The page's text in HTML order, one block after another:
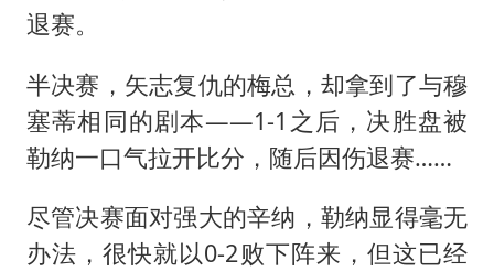
退赛。
半决赛，矢志复仇的梅总，却拿到了与穆
塞蒂相同的剧本——1-1之后，决胜盘被
勒纳一口气拉开比分，随后因伤退赛……
尽管决赛面对强大的辛纳，勒纳显得毫无
办法，很快就以0-2败下阵来，但这已经